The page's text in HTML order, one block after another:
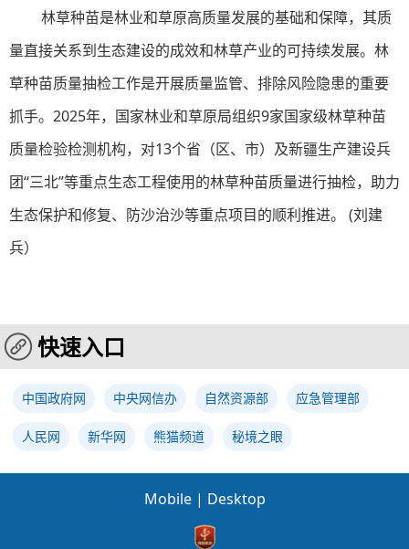
林草种苗是林业和草原高质量发展的基础和保障，其质
量直接关系到生态建设的成效和林草产业的可持续发展。林
草种苗质量抽检工作是开展质量监管、排除风险隐患的重要
抓手。2025年，国家林业和草原局组织9家国家级林草种苗
质量检验检测机构，对13个省（区、市）及新疆生产建设兵
团“三北”等重点生态工程使用的林草种苗质量进行抽检，助力
生态保护和修复、防沙治沙等重点项目的顺利推进。 (刘建
兵）
快速入口
中国政府网 中央网信办 自然资源部 应急管理部
人民网 新华网 熊猫频道 秘境之眼
Mobile | Desktop